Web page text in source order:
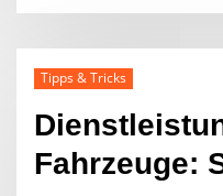
Tipps & Tricks
Fahrzeuge: